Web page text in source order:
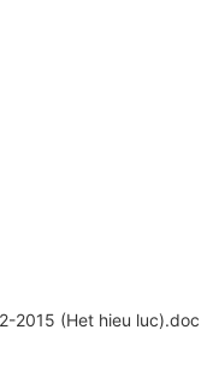
2015 (Het hieu luc).doc